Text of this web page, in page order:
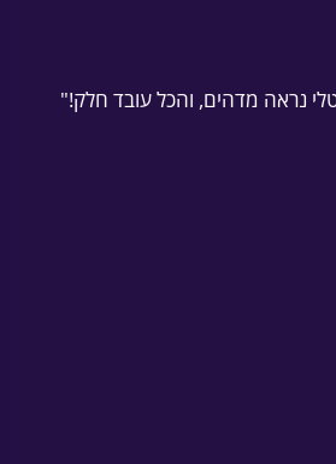
נראה מדהים, והכל עובד חלק!"